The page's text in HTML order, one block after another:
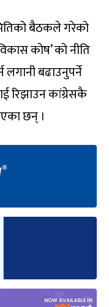
बैठकले गरेको
कोष’ को नीति
लगानी बढाउनुपर्ने
रिझाउन कांग्रेसकै
छन् ।